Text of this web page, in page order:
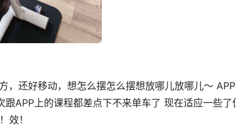
，还好移动，想怎么摆怎么摆想放哪儿放哪儿～
APP上的课程都差点下不来单车了 现在适应一些了
效！